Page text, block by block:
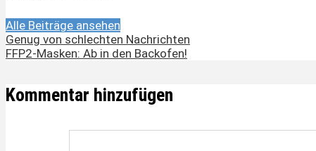
Alle Beiträge ansehen
Genug von schlechten Nachrichten
FFP2-Masken: Ab in den Backofen!
Kommentar hinzufügen